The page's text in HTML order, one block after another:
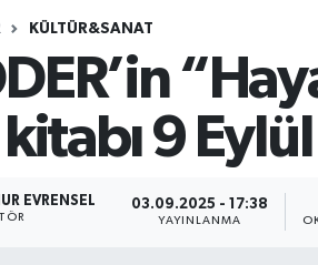
KÜLTÜR&SANAT
9
EVRENSEL 03.09.2025 - 17:38
YAYINLANMA